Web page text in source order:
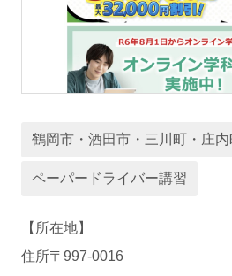
鶴岡市・酒田市・三川町・庄
ペーパードライバー講習
【所在地】
住所〒997-0016